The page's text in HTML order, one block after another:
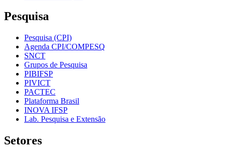
Pesquisa
Pesquisa (CPI)
Agenda CPI/COMPESQ
SNCT
Grupos de Pesquisa
PIBIFSP
PIVICT
PACTEC
Plataforma Brasil
INOVA IFSP
Lab. Pesquisa e Extensão
Setores